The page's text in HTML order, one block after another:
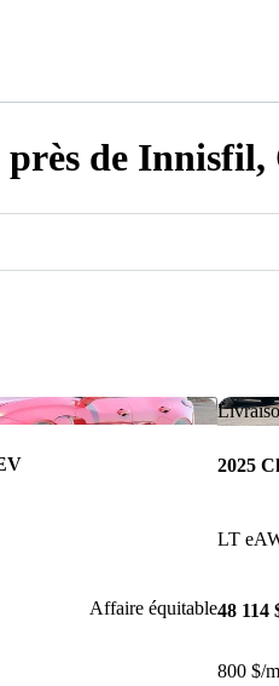
près de Innisfil,
Enregistrer
Affaire équitable
2025
LT
48 114
800 $/